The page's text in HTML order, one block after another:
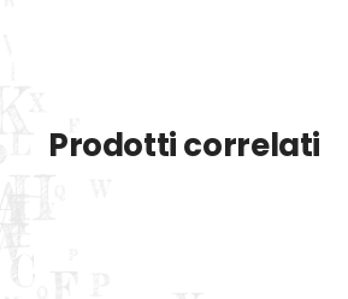
Prodotti correlati